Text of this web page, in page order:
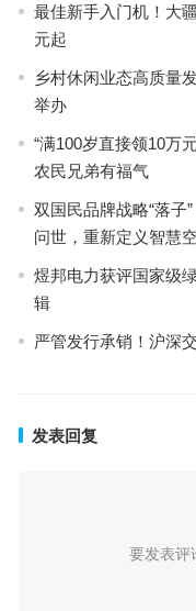
最佳新手入门机！大
元起
乡村休闲业态高质量
举办
“满100岁直接领10万
农民兄弟有福气
双国民品牌战略“落子
问世，重新定义智慧
煜邦电力获评国家级
辑
严管发行承销！沪深
发表回复
要发表评